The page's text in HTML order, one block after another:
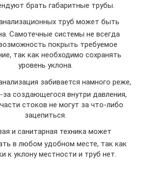
брать габаритные трубы.
труб может быть
Самотечные системы не всегда
покрыть требуемое
так как необходимо сохранять
уровень уклона.
забивается намного реже,
за создающегося внутри давления,
стоков не могут за что-либо
зацепиться.
и санитарная техника может
в любом удобном месте, так как
к уклону местности и труб нет.